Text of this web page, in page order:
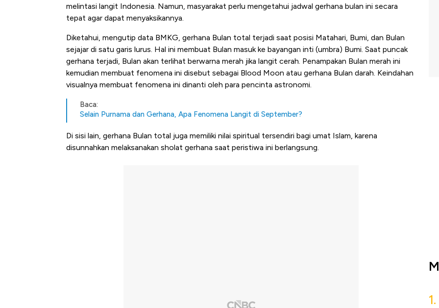
melintasi langit Indonesia. Namun, masyarakat perlu mengetahui jadwal gerhana bulan ini secara
tepat agar dapat menyaksikannya.
Diketahui, mengutip data BMKG, gerhana Bulan total terjadi saat posisi Matahari, Bumi, dan Bulan
sejajar di satu garis lurus. Hal ini membuat Bulan masuk ke bayangan inti (umbra) Bumi. Saat puncak
gerhana terjadi, Bulan akan terlihat berwarna merah jika langit cerah. Penampakan Bulan merah ini
kemudian membuat fenomena ini disebut sebagai Blood Moon atau gerhana Bulan darah. Keindahan
visualnya membuat fenomena ini dinanti oleh para pencinta astronomi.
Baca:
Selain Purnama dan Gerhana, Apa Fenomena Langit di September?
Di sisi lain, gerhana Bulan total juga memiliki nilai spiritual tersendiri bagi umat Islam, karena
disunnahkan melaksanakan sholat gerhana saat peristiwa ini berlangsung.
1.